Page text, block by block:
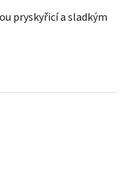
pryskyřicí a sladkým